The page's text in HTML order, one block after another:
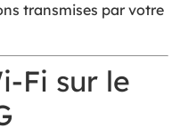
transmises par votre
Fi sur le